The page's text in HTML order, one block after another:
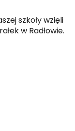
szkoły wzięli
w Radłowie.